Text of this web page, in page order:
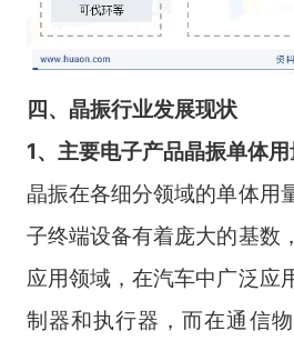
四、 晶振行业发展现状
1、主要电子产品晶振单体
晶振在各细分领域的单体用
子终端设备有着庞大的基数
应用领域，在汽车中广泛应
制器和执行器，而在通信